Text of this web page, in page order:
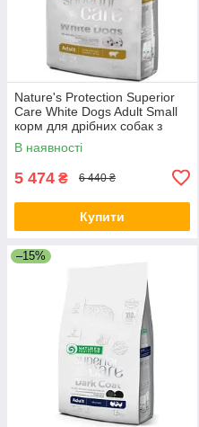
Nature's Protection Superior
Care White Dogs Adult Small
корм для дрібних собак з
білою шерстю, 10 кг
В наявності
5 474 ₴ 6 440 ₴
Купити
–15%